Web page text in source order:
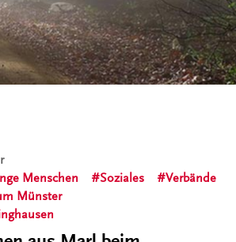
Menschen Soziales
Verbände
Münster